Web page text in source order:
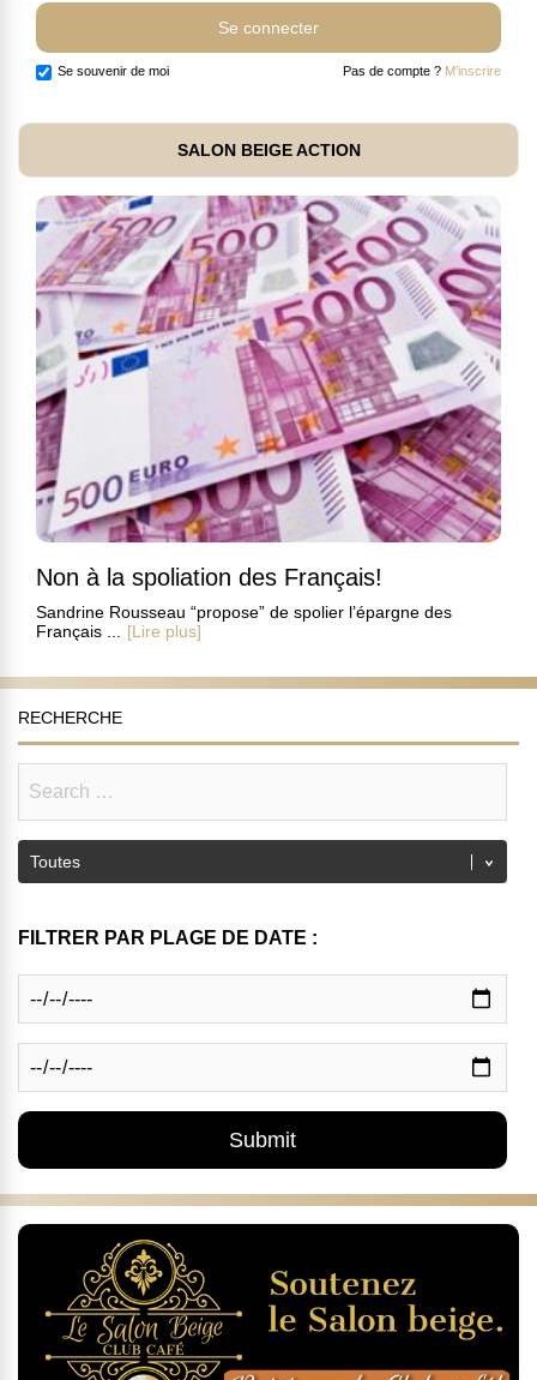
Se souvenir de moi Pas de compte ? M'inscrire
SALON BEIGE ACTION
Non à la spoliation des Français!
Sandrine Rousseau “propose” de spolier l’épargne des
Français ...
[Lire plus]
RECHERCHE
FILTRER PAR PLAGE DE DATE :